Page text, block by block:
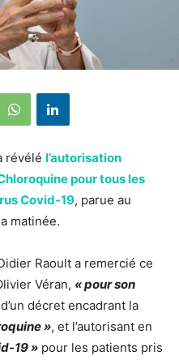
révélé l’autorisation
pour tous les
Covid-19, parue au
matinée.
Raoult a remercié ce
Véran, « pour son
décret encadrant la
», et l’autorisant en
19 » pour les patients pris